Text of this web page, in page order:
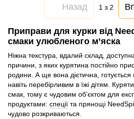
Приправи для курки від
смаки улюбленого м’яска
Ніжна текстура, вдалий склад,
причини, з яких курятина постійно
родини. А ще вона дієтична,
навіть перебірливим в їжі дітям.
смак, тому є чудовим об’єктом для
продуктами: спеції та прянощі
чудово розкриваються.
Назад 1 з 2